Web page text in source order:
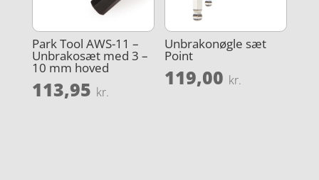
Park Tool AWS-11 –
Unbrakosæt med 3 –
10 mm hoved
113,95 kr.
Unbrakonøgle sæt
Point
119,00 kr.